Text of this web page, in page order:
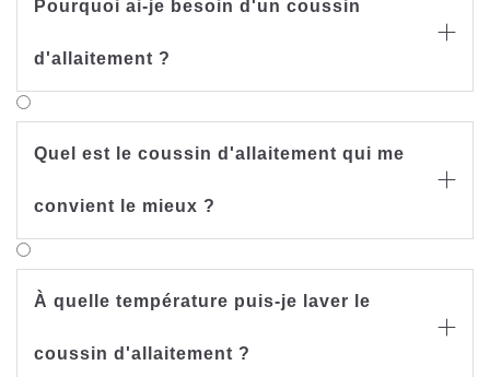
Pourquoi ai-je besoin d'un coussin
d'allaitement ?

Quel est le coussin d'allaitement qui me
convient le mieux ?

À quelle température puis-je laver le
coussin d'allaitement ?
